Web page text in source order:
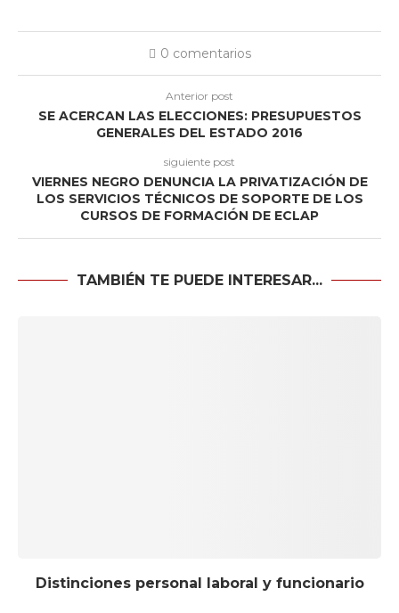
0 comentarios
Anterior post
SE ACERCAN LAS ELECCIONES: PRESUPUESTOS
GENERALES DEL ESTADO 2016
siguiente post
VIERNES NEGRO DENUNCIA LA PRIVATIZACIÓN DE
LOS SERVICIOS TÉCNICOS DE SOPORTE DE LOS
CURSOS DE FORMACIÓN DE ECLAP
TAMBIÉN TE PUEDE INTERESAR...
Distinciones personal laboral y funcionario